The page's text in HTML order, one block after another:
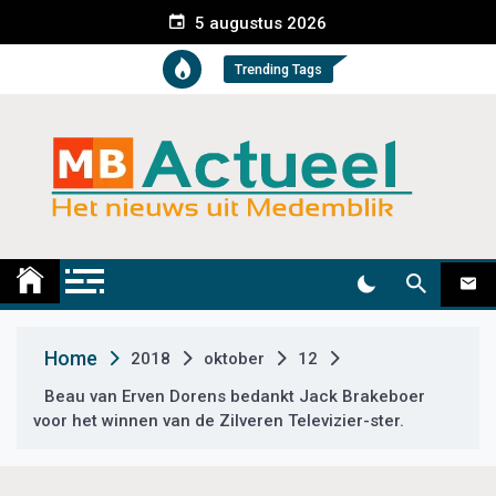
e
t
5 augustus 2026
Trending Tags
Medemblik Actueel
Home 2018 oktober
12
Beau van Erven Dorens bedankt Jack Brakeboer
voor het winnen van de Zilveren Televizier-ster.